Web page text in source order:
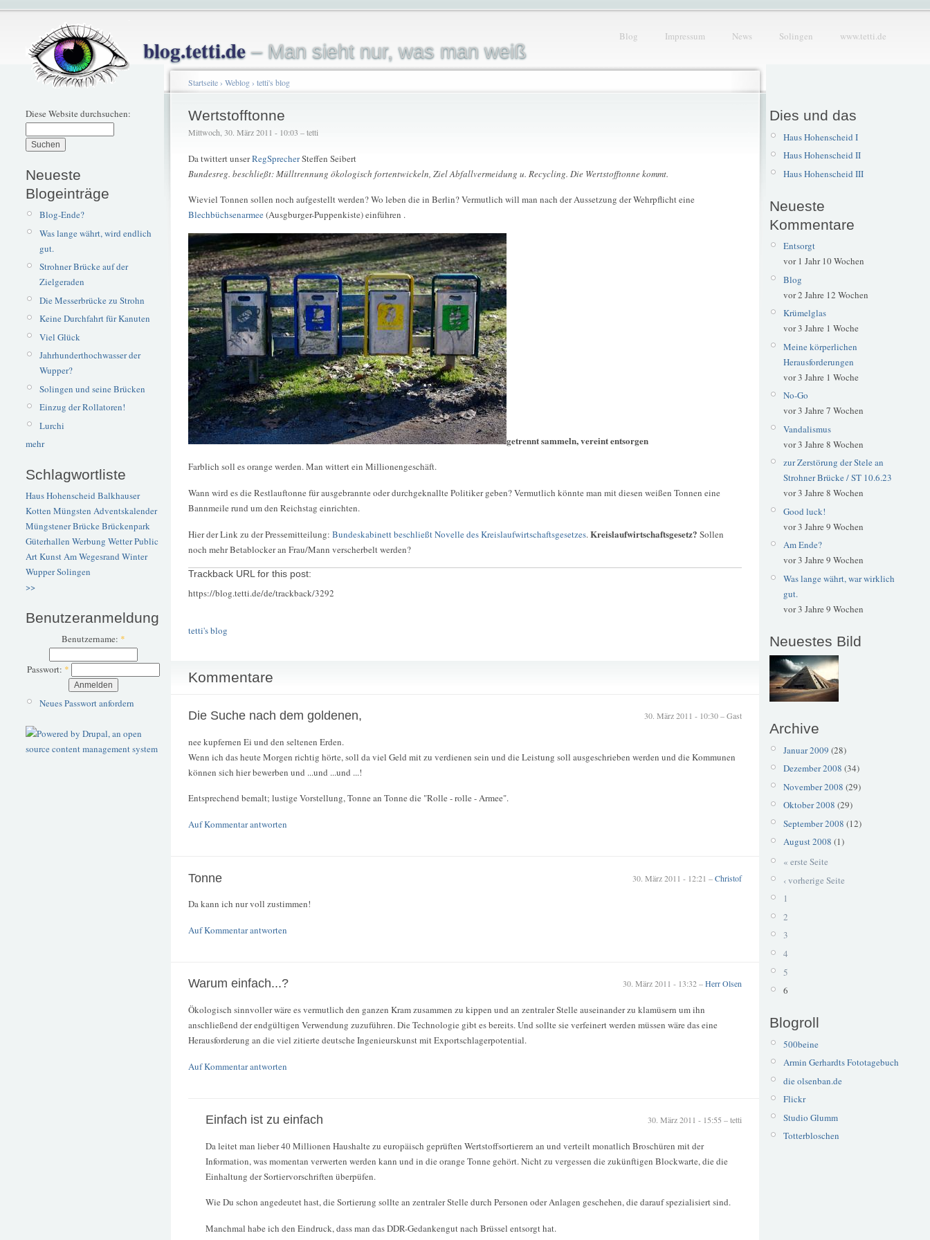
blog.tetti.de– Man sieht nur, was man weiß
Blog Impressum News Solingen www.tetti.de
Diese Website durchsuchen:
Neueste
Blogeinträge
Blog-Ende?
Was lange währt, wird endlich
gut.
Strohner Brücke auf der
Zielgeraden
Die Messerbrücke zu Strohn
Keine Durchfahrt für Kanuten
Viel Glück
Jahrhunderthochwasser der
Wupper?
Solingen und seine Brücken
Einzug der Rollatoren!
Lurchi
mehr
Schlagwortliste
Haus Hohenscheid Balkhauser
Kotten Müngsten Adventskalender
Müngstener BrückeBrückenpark
Güterhallen Werbung WetterPublic
ArtKunstAm Wegesrand Winter
WupperSolingen
>>
Benutzeranmeldung
Benutzername: *
Passwort: *
Neues Passwort anfordern
Startseite› Weblog› tetti's blog
Wertstofftonne
Mittwoch, 30. März 2011 - 10:03 – tetti
Da twittert unserRegSprecherSteffen Seibert
Bundesreg. beschließt: Mülltrennung ökologisch fortentwickeln, Ziel Abfallvermeidung u. Recycling. Die Wertstofftonne kommt.
Wieviel Tonnen sollen noch aufgestellt werden? Wo leben die in Berlin? Vermutlich will man nach der Aussetzung der Wehrpflicht eine
Blechbüchsenarmee(Ausgburger-Puppenkiste) einführen .
getrennt sammeln, vereint entsorgen
Farblich soll es orange werden. Man wittert ein Millionengeschäft.
Wann wird es die Restlauftonne für ausgebrannte oder durchgeknallte Politiker geben? Vermutlich könnte man mit diesen weißen Tonnen eine
Bannmeile rund um den Reichstag einrichten.
Hier der Link zu der Pressemitteilung: Bundeskabinett beschließt Novelle des Kreislaufwirtschaftsgesetzes. Kreislaufwirtschaftsgesetz? Sollen
noch mehr Betablocker an Frau/Mann verscherbelt werden?
Trackback URL for this post:
https://blog.tetti.de/de/trackback/3292
tetti's blog
Kommentare
30. März 2011 - 10:30 – Gast
Die Suche nach dem goldenen,
nee kupfernen Ei und den seltenen Erden.
Wenn ich das heute Morgen richtig hörte, soll da viel Geld mit zu verdienen sein und die Leistung soll ausgeschrieben werden und die Kommunen
können sich hier bewerben und ...und ...und ...!
Entsprechend bemalt; lustige Vorstellung, Tonne an Tonne die "Rolle - rolle - Armee".
Auf Kommentar antworten
30. März 2011 - 12:21 –Christof
Tonne
Da kann ich nur voll zustimmen!
Auf Kommentar antworten
30. März 2011 - 13:32 –Herr Olsen
Warum einfach...?
Ökologisch sinnvoller wäre es vermutlich den ganzen Kram zusammen zu kippen und an zentraler Stelle auseinander zu klamüsern um ihn
anschließend der endgültigen Verwendung zuzuführen. Die Technologie gibt es bereits. Und sollte sie verfeinert werden müssen wäre das eine
Herausforderung an die viel zitierte deutsche Ingenieurskunst mit Exportschlagerpotential.
Auf Kommentar antworten
30. März 2011 - 15:55 – tetti
Einfach ist zu einfach
Da leitet man lieber 40 Millionen Haushalte zu europäisch geprüften Wertstoffsortierern an und verteilt monatlich Broschüren mit der
Information, was momentan verwerten werden kann und in die orange Tonne gehört. Nicht zu vergessen die zukünftigen Blockwarte, die die
Einhaltung der Sortiervorschriften überpüfen.
Wie Du schon angedeutet hast, die Sortierung sollte an zentraler Stelle durch Personen oder Anlagen geschehen, die darauf spezialisiert sind.
Manchmal habe ich den Eindruck, dass man das DDR-Gedankengut nach Brüssel entsorgt hat.
Dies und das
Haus Hohenscheid I
Haus Hohenscheid II
Haus Hohenscheid III
Neueste
Kommentare
Entsorgt
vor 1 Jahr 10 Wochen
Blog
vor 2 Jahre 12 Wochen
Krümelglas
vor 3 Jahre 1 Woche
Meine körperlichen
Herausforderungen
vor 3 Jahre 1 Woche
No-Go
vor 3 Jahre 7 Wochen
Vandalismus
vor 3 Jahre 8 Wochen
zur Zerstörung der Stele an
Strohner Brücke / ST 10.6.23
vor 3 Jahre 8 Wochen
Good luck!
vor 3 Jahre 9 Wochen
Am Ende?
vor 3 Jahre 9 Wochen
Was lange währt, war wirklich
gut.
vor 3 Jahre 9 Wochen
Neuestes Bild
Archive
Januar 2009 (28)
Dezember 2008 (34)
November 2008 (29)
Oktober 2008 (29)
September 2008 (12)
August 2008 (1)
« erste Seite
‹ vorherige Seite
1
2
3
4
5
6
Blogroll
500beine
Armin Gerhardts Fototagebuch
die olsenban.de
Flickr
Studio Glumm
Totterbloschen